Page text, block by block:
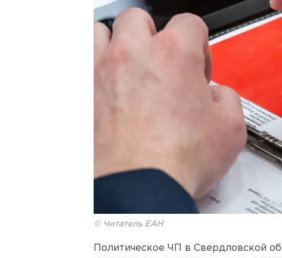
© Читатель ЕАН
Политическое ЧП в Свердловской